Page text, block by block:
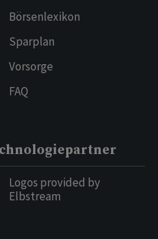
Börsenlexikon
Sparplan
Vorsorge
FAQ
Logos provided by
Elbstream